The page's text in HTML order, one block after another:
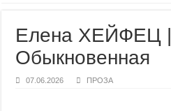
Елена ХЕЙФЕЦ |
Обыкновенная
07.06.2026 ПРОЗА